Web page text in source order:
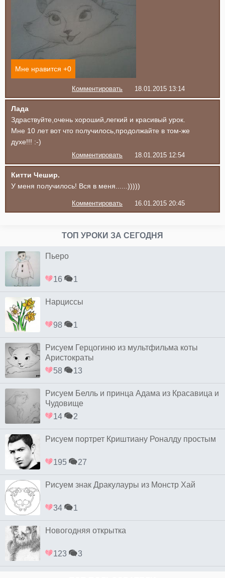
Мне нравится +0
Комментировать 18.01.2015 13:14
Лада
Здраствуйте,очень хороший,легкий и красивый урок.
Мне 10 лет вот что получилось,продолжайте в том-же
духе!!! :-)
Комментировать 18.01.2015 12:54
Китти Чешир.
У меня получилось! Вся в меня......)))))
Комментировать 16.01.2015 20:45
ТОП УРОКИ ЗА СЕГОДНЯ
Пьеро
16 1
Нарциссы
98 1
Рисуем Герцогиню из мультфильма коты
Аристократы
58
13
Рисуем Белль и принца Адама из Красавица и
Чудовище
14
2
Рисуем портрет Криштиану Роналду простым
195 27
Рисуем знак Дракулауры из Монстр Хай
34 1
Новогодняя открытка
123 3